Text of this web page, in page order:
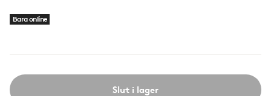
Bara online
Slut i lager